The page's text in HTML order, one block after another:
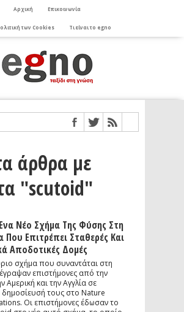
Αρχική Επικοινωνία
των Cookies Τι είναι το egno
άρθρα με
"scutoid"
Νέο Σχήμα Της Φύσης Στη
Που Επιτρέπει Σταθερές Και
Αποδοτικές Δομές
σχήμα που συναντάται στη
επιστήμονες από την
Αμερική και την Αγγλία σε
τους στο Nature
Οι επιστήμονες έδωσαν το